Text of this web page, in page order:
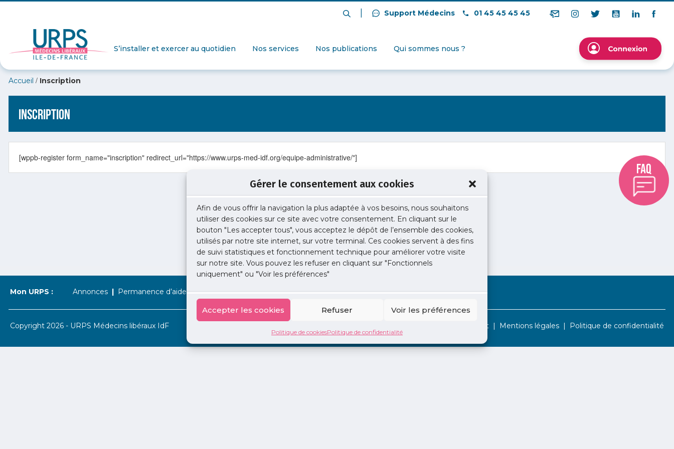
Gérer le consentement aux cookies
Afin de vous offrir la navigation la plus adaptée à vos besoins, nous souhaitons
utiliser des cookies sur ce site avec votre consentement. En cliquant sur le
bouton "Les accepter tous", vous acceptez le dépôt de l’ensemble des cookies,
utilisés par notre site internet, sur votre terminal. Ces cookies servent à des fins
de suivi statistiques et fonctionnement technique pour améliorer votre visite
sur notre site. Vous pouvez les refuser en cliquant sur "Fonctionnels
uniquement" ou "Voir les préférences"
Accepter les cookies Refuser Voir les préférences
Politique de cookiesPolitique de confidentialité
Support Médecins 01 45 45 45 45
S’installer et exercer au quotidien Nos services Nos publications Qui sommes nous ?
Accueil / Inscription
Inscription
[wppb-register form_name="inscription" redirect_url="https://www.urps-med-idf.org/equipe-administrative/"]
Mon URPS : Annonces Permanence d’aide à l’installation La Centrale 2 jours en libéral Adopte 1 Doc
Copyright 2026 - URPS Médecins libéraux IdF Contact Mentions légales Politique de confidentialité